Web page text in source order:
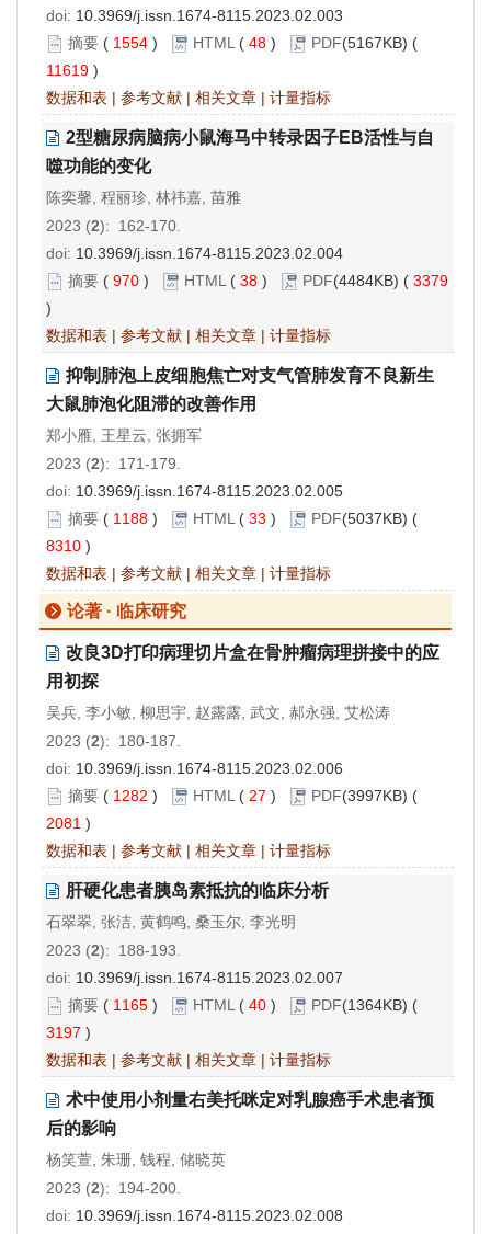
doi: 10.3969/j.issn.1674-8115.2023.02.003
摘要 ( 1554 ) HTML ( 48 ) PDF(5167KB) (
11619 )
数据和表 | 参考文献 | 相关文章 | 计量指标
2型糖尿病脑病小鼠海马中转录因子EB活性与自
噬功能的变化
陈奕馨, 程丽珍, 林祎嘉, 苗雅
2023 (2): 162-170.
doi: 10.3969/j.issn.1674-8115.2023.02.004
摘要 ( 970 ) HTML ( 38 ) PDF(4484KB) ( 3379
)
数据和表 | 参考文献 | 相关文章 | 计量指标
抑制肺泡上皮细胞焦亡对支气管肺发育不良新生
大鼠肺泡化阻滞的改善作用
郑小雁, 王星云, 张拥军
2023 (2): 171-179.
doi: 10.3969/j.issn.1674-8115.2023.02.005
摘要 ( 1188 ) HTML ( 33 ) PDF(5037KB) (
8310 )
数据和表 | 参考文献 | 相关文章 | 计量指标
论著 · 临床研究
改良3D打印病理切片盒在骨肿瘤病理拼接中的应
用初探
吴兵, 李小敏, 柳思宇, 赵露露, 武文, 郝永强, 艾松涛
2023 (2): 180-187.
doi: 10.3969/j.issn.1674-8115.2023.02.006
摘要 ( 1282 ) HTML ( 27 ) PDF(3997KB) (
2081 )
数据和表 | 参考文献 | 相关文章 | 计量指标
肝硬化患者胰岛素抵抗的临床分析
石翠翠, 张洁, 黄鹤鸣, 桑玉尔, 李光明
2023 (2): 188-193.
doi: 10.3969/j.issn.1674-8115.2023.02.007
摘要 ( 1165 ) HTML ( 40 ) PDF(1364KB) (
3197 )
数据和表 | 参考文献 | 相关文章 | 计量指标
术中使用小剂量右美托咪定对乳腺癌手术患者预
后的影响
杨笑萱, 朱珊, 钱程, 储晓英
2023 (2): 194-200.
doi: 10.3969/j.issn.1674-8115.2023.02.008